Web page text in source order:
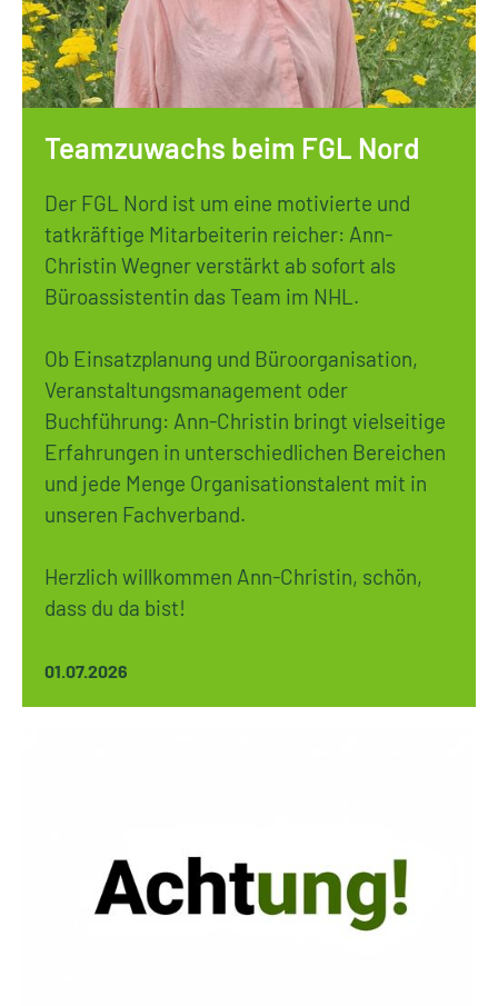
Teamzuwachs beim FGL Nord
Der FGL Nord ist um eine motivierte und
tatkräftige Mitarbeiterin reicher: Ann-
Christin Wegner verstärkt ab sofort als
Büroassistentin das Team im NHL.
Ob Einsatzplanung und Büroorganisation,
Veranstaltungsmanagement oder
Buchführung: Ann-Christin bringt vielseitige
Erfahrungen in unterschiedlichen Bereichen
und jede Menge Organisationstalent mit in
unseren Fachverband.
Herzlich willkommen Ann-Christin, schön,
dass du da bist!
01.07.2026